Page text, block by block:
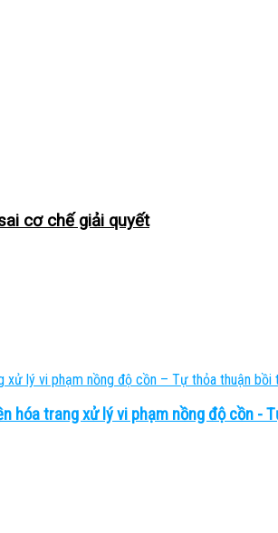
cơ chế giải quyết
hóa trang xử lý vi phạm nồng độ cồn -